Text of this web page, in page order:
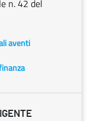
n. 42 del
aventi